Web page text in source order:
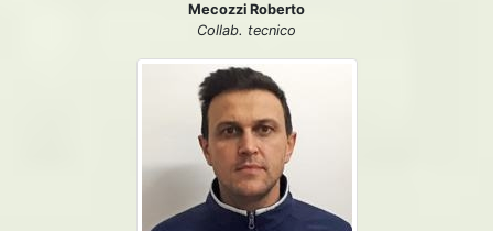
Mecozzi Roberto
Collab. tecnico